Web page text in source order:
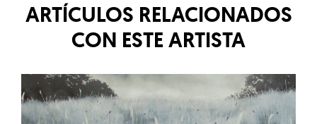
ARTÍCULOS RELACIONADOS
CON ESTE ARTISTA